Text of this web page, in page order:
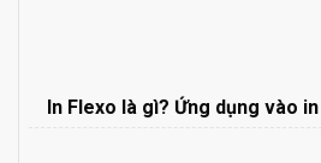
In Flexo là gì? Ứng dụng vào